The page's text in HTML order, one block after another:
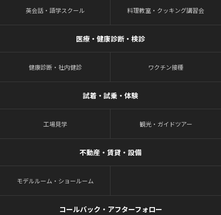
英会話・語学スクール 料理教室・クッキング講習会
医療・健康診断・検診
健康診断・社内健診 ワクチン接種
試着・試乗・体験
工場見学 観光・ガイドツアー
不動産・賃貸・設備
モデルルーム・ショールーム
コールバック・アフターフォロー